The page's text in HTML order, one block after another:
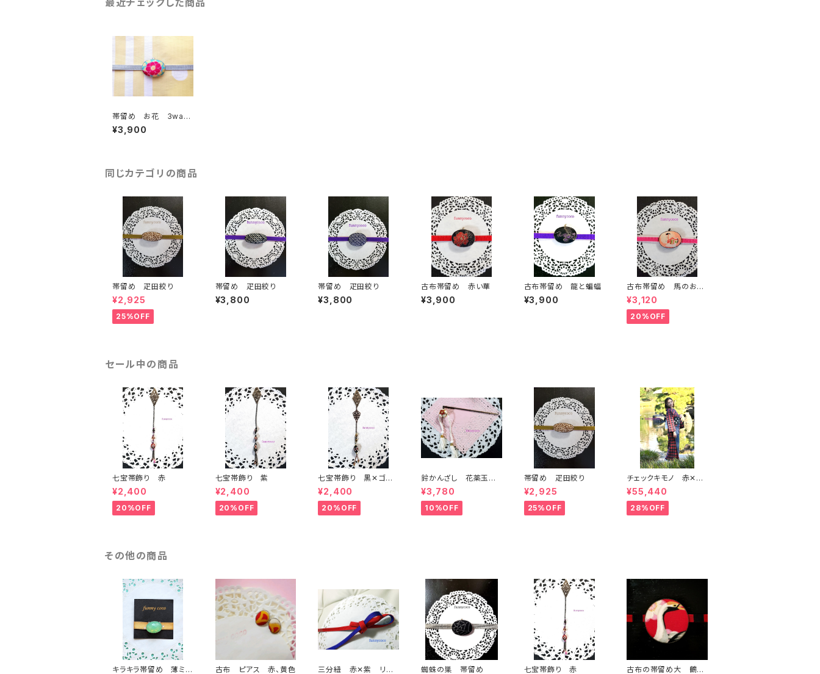
最近チェックした商品
帯留め お花 3way
(古布)
¥3,900
同じカテゴリの商品
帯留め 疋田絞り
¥2,925
25%OFF
帯留め 疋田絞り
¥3,800
帯留め 疋田絞り
¥3,800
古布帯留め 赤い華
¥3,900
古布帯留め 龍と蝙蝠
¥3,900
古布帯留め 馬のおも
ちゃ柄
¥3,120
20%OFF
セール中の商品
七宝帯飾り 赤
¥2,400
20%OFF
七宝帯飾り 紫
¥2,400
20%OFF
七宝帯飾り 黒✕ゴー
ルド
¥2,400
20%OFF
鈴かんざし 花薬玉
白✕赤
¥3,780
10%OFF
帯留め 疋田絞り
¥2,925
25%OFF
チェックキモノ 赤✕紺
デニム
¥55,440
28%OFF
その他の商品
キラキラ帯留め 薄ミド
古布 ピアス 赤、黄色
三分紐 赤✕紫 リバ
蜘蛛の巣 帯留め 七宝帯飾り 赤
古布の帯留め大 鶴に